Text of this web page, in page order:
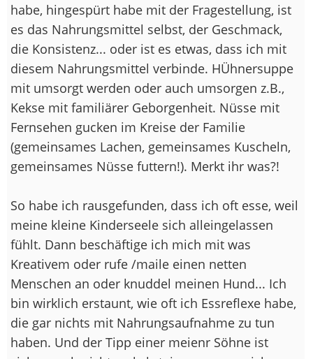
habe, hingespürt habe mit der Fragestellung, ist
es das Nahrungsmittel selbst, der Geschmack,
die Konsistenz... oder ist es etwas, dass ich mit
diesem Nahrungsmittel verbinde. HÜhnersuppe
mit umsorgt werden oder auch umsorgen z.B.,
Kekse mit familiärer Geborgenheit. Nüsse mit
Fernsehen gucken im Kreise der Familie
(gemeinsames Lachen, gemeinsames Kuscheln,
gemeinsames Nüsse futtern!). Merkt ihr was?!
So habe ich rausgefunden, dass ich oft esse, weil
meine kleine Kinderseele sich alleingelassen
fühlt. Dann beschäftige ich mich mit was
Kreativem oder rufe /maile einen netten
Menschen an oder knuddel meinen Hund... Ich
bin wirklich erstaunt, wie oft ich Essreflexe habe,
die gar nichts mit Nahrungsaufnahme zu tun
haben. Und der Tipp einer meienr Söhne ist